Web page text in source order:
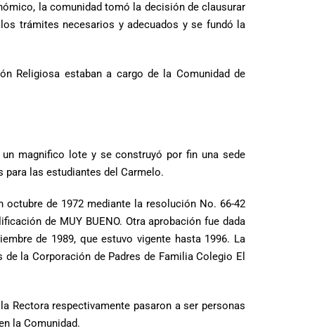
la comunidad tomó la decisión de clausurar
trámites necesarios y adecuados y se fundó la
Religiosa estaban a cargo de la Comunidad de
magnifico lote y se construyó por fin una sede
las estudiantes del Carmelo.
de 1972 mediante la resolución No. 66-42
de MUY BUENO. Otra aprobación fue dada
de 1989, que estuvo vigente hasta 1996. La
la Corporación de Padres de Familia Colegio El
Rectora respectivamente pasaron a ser personas
la Comunidad.